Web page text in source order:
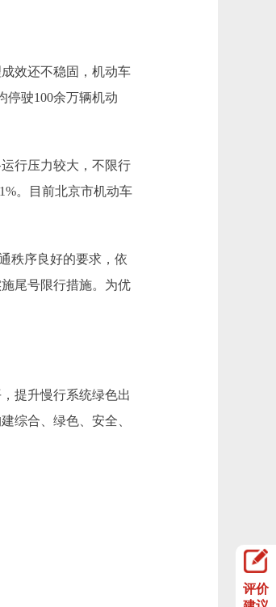
效还不稳固，机动车
停驶100余万辆机动
行压力较大，不限行
。目前北京市机动车
秩序良好的要求，依
尾号限行措施。为优
提升慢行系统绿色出
综合、绿色、安全、
评价